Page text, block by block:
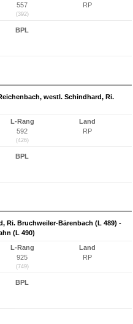
557
(392)
RP
BPL
westl. Schindhard, Ri.
L-Rang
592
(426)
Land
RP
BPL
Ri. Bruchweiler-Bärenbach (L 489) -
(L 490)
L-Rang
925
(749)
Land
RP
BPL